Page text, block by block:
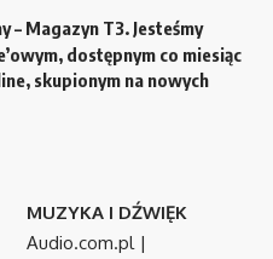
Magazyn T3. Jesteśmy
dostępnym co miesiąc
skupionym na nowych
MUZYKA I DŹWIĘK
Audio.com.pl|